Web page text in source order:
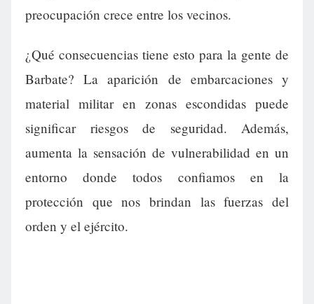
preocupación crece entre los vecinos.
¿Qué consecuencias tiene esto para la gente de
Barbate? La aparición de embarcaciones y
material militar en zonas escondidas puede
significar riesgos de seguridad. Además,
aumenta la sensación de vulnerabilidad en un
entorno donde todos confiamos en la
protección que nos brindan las fuerzas del
orden y el ejército.